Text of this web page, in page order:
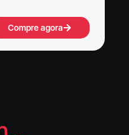
Compre agora